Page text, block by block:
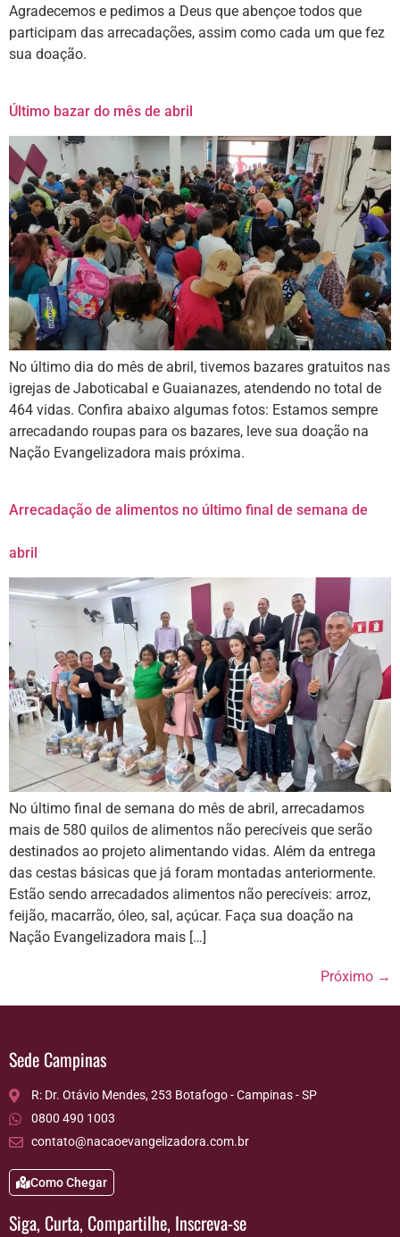
Agradecemos e pedimos a Deus que abençoe todos que
participam das arrecadações, assim como cada um que fez
sua doação.
Último bazar do mês de abril
No último dia do mês de abril, tivemos bazares gratuitos nas
igrejas de Jaboticabal e Guaianazes, atendendo no total de
464 vidas. Confira abaixo algumas fotos: Estamos sempre
arrecadando roupas para os bazares, leve sua doação na
Nação Evangelizadora mais próxima.
Arrecadação de alimentos no último final de semana de
abril
No último final de semana do mês de abril, arrecadamos
mais de 580 quilos de alimentos não perecíveis que serão
destinados ao projeto alimentando vidas. Além da entrega
das cestas básicas que já foram montadas anteriormente.
Estão sendo arrecadados alimentos não perecíveis: arroz,
feijão, macarrão, óleo, sal, açúcar. Faça sua doação na
Nação Evangelizadora mais […]
Próximo →
Sede Campinas
R: Dr. Otávio Mendes, 253 Botafogo - Campinas - SP
0800 490 1003
contato@nacaoevangelizadora.com.br
Como Chegar
Siga, Curta, Compartilhe, Inscreva-se